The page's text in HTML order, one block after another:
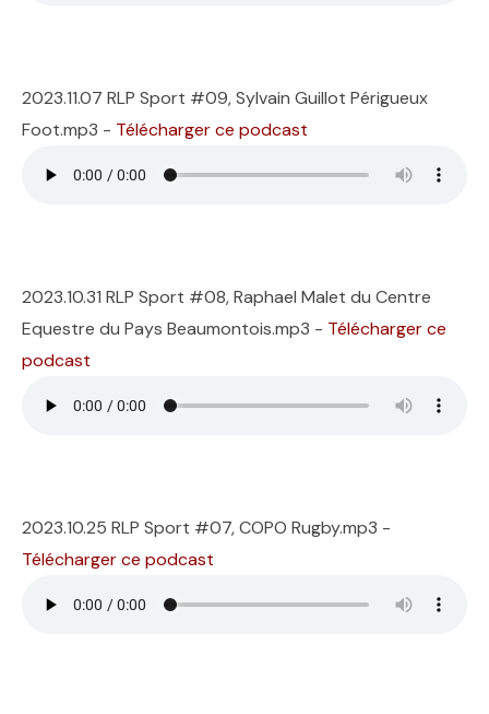
2023.11.07 RLP Sport #09, Sylvain Guillot Périgueux
Foot.mp3 - Télécharger ce podcast
2023.10.31 RLP Sport #08, Raphael Malet du Centre
Equestre du Pays Beaumontois.mp3 - Télécharger ce
podcast
2023.10.25 RLP Sport #07, COPO Rugby.mp3 -
Télécharger ce podcast